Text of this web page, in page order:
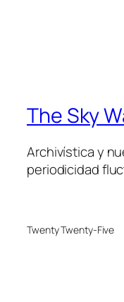
The Sky
Archivística y
periodicidad
Twenty Twenty-Five